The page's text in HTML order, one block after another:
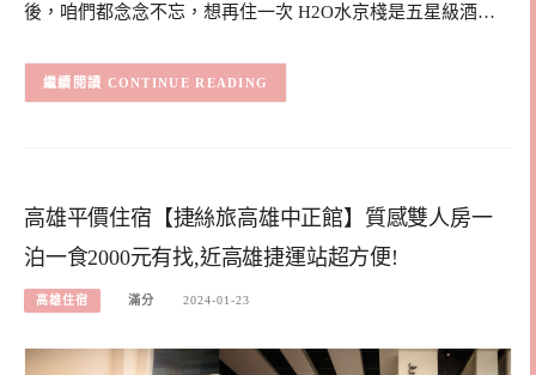
後，咱們都念念不忘，想再住一次 H2O水京棧是五星級酒…
CONTINUE READING
高雄平價住宿【捷絲旅高雄中正館】質感雙人房一
泊一食2000元有找,近高雄捷運站超方便!
高雄住宿 滿分 2024-01-23